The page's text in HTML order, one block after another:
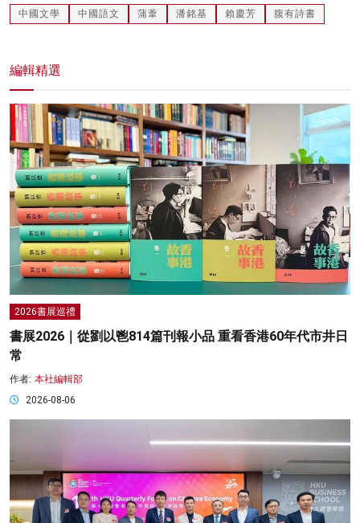
中國文學 中國語文 蒲葦 潘銘基 賴慶芳 腹有詩書
編輯精選
2026書展巡禮
書展2026｜從劉以鬯814篇刊報小品 重看香港60年代市井日
常
作者: 本社編輯部
2026-08-06